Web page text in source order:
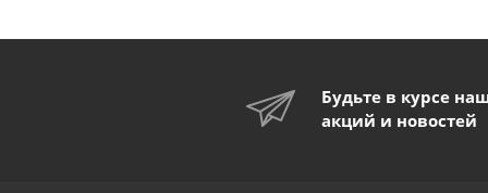
Будьте в курсе
акций и новостей